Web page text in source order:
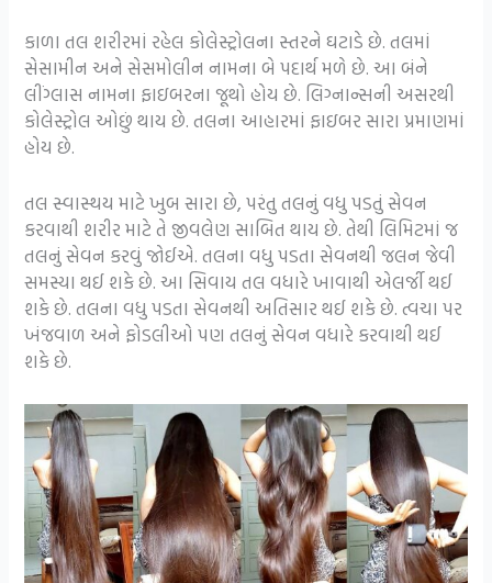
કાળા તલ શરીરમાં રહેલ કોલેસ્ટ્રોલના સ્તરને ઘટાડે છે. તલમાં
સેસામીન અને સેસમોલીન નામના બે પદાર્થ મળે છે. આ બંને
લીંગ્લાસ નામના ફાઇબરના જૂથો હોય છે. લિગ્નાન્સની અસરથી
કોલેસ્ટ્રોલ ઓછું થાય છે. તલના આહારમાં ફાઇબર સારા પ્રમાણમાં
હોય છે.
તલ સ્વાસ્થય માટે ખુબ સારા છે, પરંતુ તલનું વધુ પડતું સેવન
કરવાથી શરીર માટે તે જીવલેણ સાબિત થાય છે. તેથી લિમિટમાં જ
તલનું સેવન કરવું જોઈએ. તલના વધુ પડતા સેવનથી જલન જેવી
સમસ્યા થઈ શકે છે. આ સિવાય તલ વધારે ખાવાથી એલર્જી થઈ
શકે છે. તલના વધુ પડતા સેવનથી અતિસાર થઈ શકે છે. ત્વચા પર
ખંજવાળ અને ફોડલીઓ પણ તલનું સેવન વધારે કરવાથી થઈ
શકે છે.